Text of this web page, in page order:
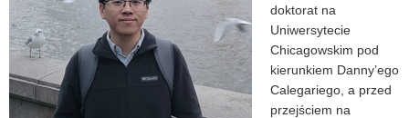
doktorat na
Uniwersytecie
Chicagowskim pod
kierunkiem Danny’ego
Calegariego, a przed
przejściem na